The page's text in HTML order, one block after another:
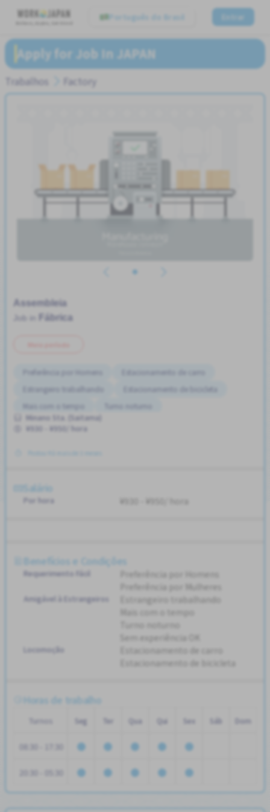
Português do Brasil Entrar
Apply for Job In JAPAN
Trabalhos Factory
Assembleia
Fábrica
Preferência por Homens
Estacionamento de carro
Estrangeiro trabalhando
Estacionamento de bicicleta
Mais com o tempo
Preferência por Mulheres
Minano Sta. (Saitama)
¥930 - ¥950/ hora
Salário
Por hora ¥930 - ¥950/ hora
Benefícios e Condições
Requerimento Fácil
Preferência por Homens
Preferência por Mulheres
Amigável à Estrangeiros
Estrangeiro trabalhando
Mais com o tempo
Sem experiência OK
Locomoção
Estacionamento de carro
Estacionamento de bicicleta
Horas de trabalho
Turnos Seg Ter Qua Qui Sex Sáb Dom